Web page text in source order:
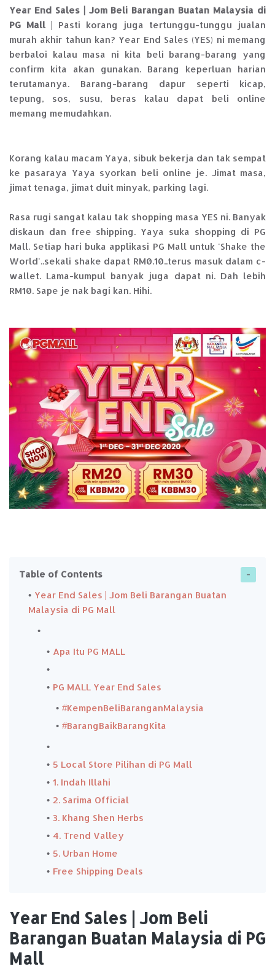
Year End Sales | Jom Beli Barangan Buatan Malaysia di
PG Mall | Pasti korang juga tertunggu-tunggu jualan
murah akhir tahun kan? Year End Sales (YES) ni memang
berbaloi kalau masa ni kita beli barang-barang yang
confirm kita akan gunakan. Barang keperluan harian
terutamanya. Barang-barang dapur seperti kicap,
tepung, sos, susu, beras kalau dapat beli online
memang memudahkan.
Korang kalau macam Yaya, sibuk bekerja dan tak sempat
ke pasaraya Yaya syorkan beli online je. Jimat masa,
jimat tenaga, jimat duit minyak, parking lagi.
Rasa rugi sangat kalau tak shopping masa YES ni. Banyak
diskaun dan free shipping. Yaya suka shopping di PG
Mall. Setiap hari buka applikasi PG Mall untuk 'Shake the
World'..sekali shake dapat RM0.10..terus masuk dalam c-
wallet. Lama-kumpul banyak juga dapat ni. Dah lebih
RM10. Sape je nak bagi kan. Hihi.
Table of Contents
Year End Sales | Jom Beli Barangan Buatan
Malaysia di PG Mall
Apa Itu PG MALL
PG MALL Year End Sales
#KempenBeliBaranganMalaysia
#BarangBaikBarangKita
5 Local Store Pilihan di PG Mall
1. Indah Illahi
2. Sarima Official
3. Khang Shen Herbs
4. Trend Valley
5. Urban Home
Free Shipping Deals
Year End Sales | Jom Beli
Barangan Buatan Malaysia di PG
Mall